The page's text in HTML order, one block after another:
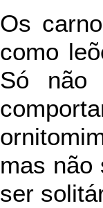
Os
como
Só não
mas não
ser